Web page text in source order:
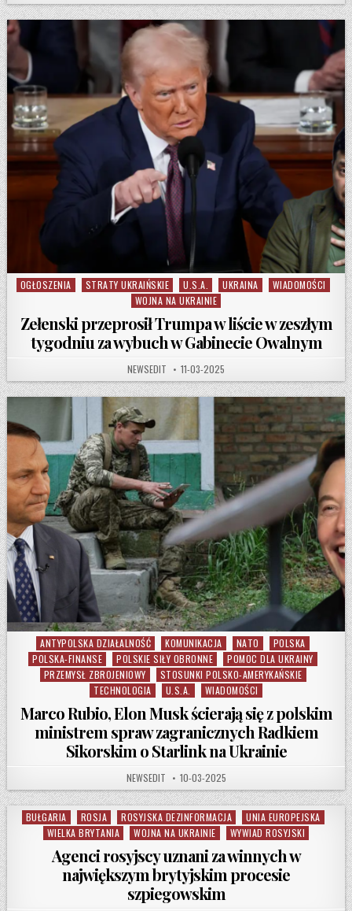
Posted in
OGŁOSZENIA STRATY UKRAIŃSKIE U.S.A. UKRAINA
WIADOMOŚCI
WOJNA NA UKRAINIE
Zełenski przeprosił Trumpa w liście w zeszłym
tygodniu za wybuch w Gabinecie Owalnym
AUTHOR:
NEWSEDIT PUBLISHED DATE:
11-03-2025
Posted in
ANTYPOLSKA DZIAŁALNOŚĆ KOMUNIKACJA NATO
POLSKA
POLSKA-FINANSE
POLSKIE SIŁY OBRONNE
POMOC DLA UKRAINY
PRZEMYSŁ ZBROJENIOWY
STOSUNKI POLSKO-AMERYKAŃSKIE
TECHNOLOGIA
U.S.A. WIADOMOŚCI
Marco Rubio, Elon Musk ścierają się z polskim
ministrem spraw zagranicznych Radkiem
Sikorskim o Starlink na Ukrainie
AUTHOR:
NEWSEDIT PUBLISHED DATE:
10-03-2025
Posted in
BUŁGARIA ROSJA ROSYJSKA DEZINFORMACJA
UNIA EUROPEJSKA
WIELKA BRYTANIA
WOJNA NA UKRAINIE WYWIAD ROSYJSKI
Agenci rosyjscy uznani za winnych w
największym brytyjskim procesie
szpiegowskim